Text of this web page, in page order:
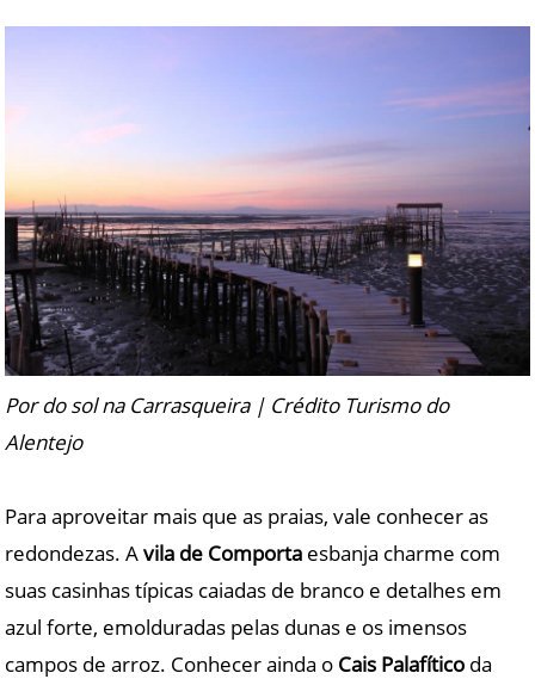
Por do sol na Carrasqueira | Crédito Turismo do
Alentejo
Para aproveitar mais que as praias, vale conhecer as
redondezas. Avila de Comporta esbanja charme com
suas casinhas típicas caiadas de branco e detalhes em
azul forte, emolduradas pelas dunas e os imensos
campos de arroz. Conhecer ainda o Cais Palafítico da